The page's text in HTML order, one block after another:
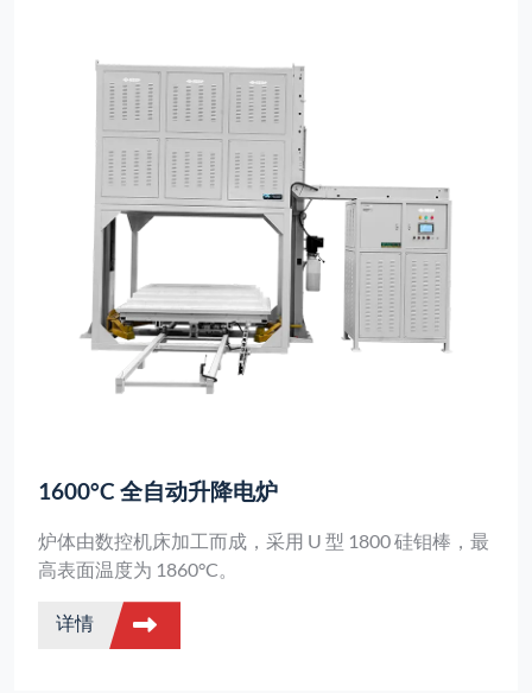
1600°C 全自动升降电炉
炉体由数控机床加工而成，采用 U 型 1800 硅钼棒，最
高表面温度为 1860°C。
详情